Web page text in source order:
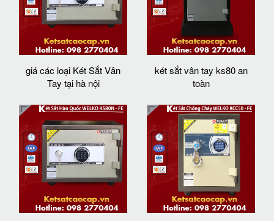
giá các loại Két Sắt Vân
Tay tại hà nội
két sắt vân tay ks80 an
toàn